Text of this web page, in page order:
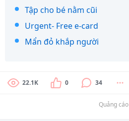
Tập cho bé nằm cũi
Urgent- Free e-card
Mẩn đỏ khắp người
22.1K 0 34
Quảng cáo